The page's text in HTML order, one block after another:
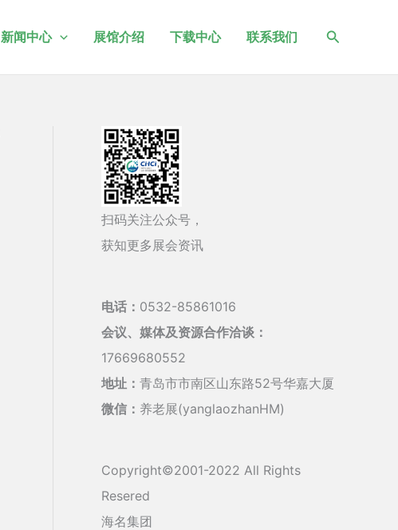
新闻中心 展馆介绍 下载中心 联系我们
搜
扫码关注公众号，
获知更多展会资讯
电话： 0532-85861016
会议、媒体及资源合作洽谈：
17669680552
地址： 青岛市市南区山东路52号华嘉大厦
微信： 养老展(yanglaozhanHM)
Copyright©2001-2022 All Rights
Resered
海名集团